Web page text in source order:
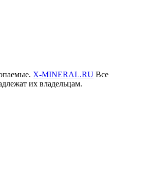
X-MINERAL.RU Все
их владельцам.